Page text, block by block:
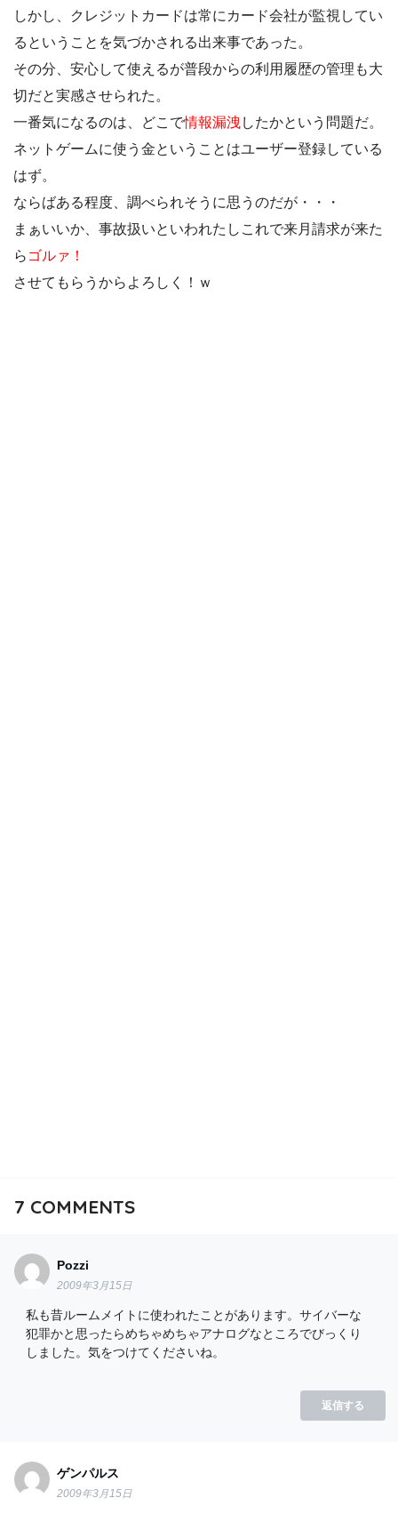
しかし、クレジットカードは常にカード会社が監視してい
るということを気づかされる出来事であった。
その分、安心して使えるが普段からの利用履歴の管理も大
切だと実感させられた。
一番気になるのは、どこで情報漏洩 したかという問題だ。
ネットゲームに使う金ということはユーザー登録している
はず。
ならばある程度、調べられそうに思うのだが・・・
まぁいいか、事故扱いといわれたしこれで来月請求が来た
ら ゴルァ！
させてもらうからよろしく！ｗ
7 COMMENTS
Pozzi
2009年3月15日
私も昔ルームメイトに使われたことがあります。サイバーな
犯罪かと思ったらめちゃめちゃアナログなところでびっくり
しました。気をつけてくださいね。
返信する
ゲンパルス
2009年3月15日